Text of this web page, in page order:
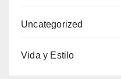
Uncategorized
Vida y Estilo